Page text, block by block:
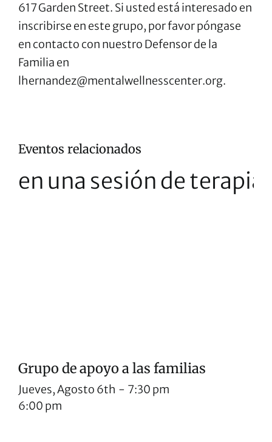
617 Garden Street. Si usted está interesado en
inscribirse en este grupo, por favor póngase
en contacto con nuestro Defensor de la
Familia en
lhernandez@mentalwellnesscenter.org.
Eventos relacionados
Grupo de apoyo a las familias
Jueves, Agosto 6th
6:00 pm
- 7:30 pm